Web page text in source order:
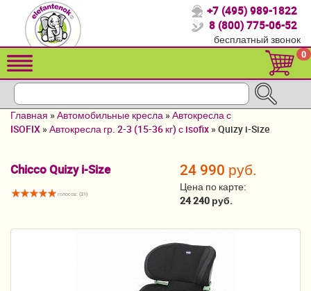
Спасибо, что выбрали нас!
Распродажа!
Детские коляски
Кроватки для новорожденных
+7 (495) 989-1822
8 (800) 775-06-52
бесплатный звонок
0
Главная »Автомобильные кресла »Автокресла с
ISOFIX »Автокресла гр. 2-3 (15-36 кг) с isofix »Quizy i-Size
Chicco Quizy i-Size
голосов: (31)
24 990 руб.
Цена по карте:
24 240 руб.